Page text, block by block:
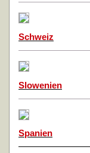
Schweiz
Slowenien
Spanien